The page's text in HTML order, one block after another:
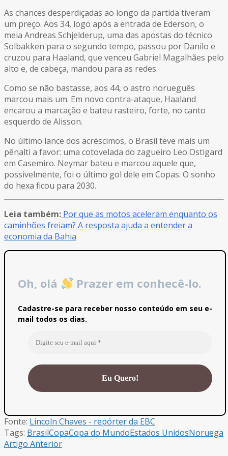
As chances desperdiçadas ao longo da partida tiveram
um preço. Aos 34, logo após a entrada de Ederson, o
meia Andreas Schjelderup, uma das apostas do técnico
Solbakken para o segundo tempo, passou por Danilo e
cruzou para Haaland, que venceu Gabriel Magalhães pelo
alto e, de cabeça, mandou para as redes.
Como se não bastasse, aos 44, o astro norueguês
marcou mais um. Em novo contra-ataque, Haaland
encarou a marcação e bateu rasteiro, forte, no canto
esquerdo de Alisson.
No último lance dos acréscimos, o Brasil teve mais um
pênalti a favor: uma cotovelada do zagueiro Leo Ostigard
em Casemiro. Neymar bateu e marcou aquele que,
possivelmente, foi o último gol dele em Copas. O sonho
do hexa ficou para 2030.
Leia também: Por que as motos aceleram enquanto os
caminhões freiam? A resposta ajuda a entender a
economia da Bahia
Oh, olá Prazer em conhecê-lo.
Cadastre-se para receber nosso conteúdo em seu e-
mail todos os dias.
Fonte: Lincoln Chaves - repórter da EBC
Tags: BrasilCopaCopa do MundoEstados UnidosNoruega
Artigo Anterior